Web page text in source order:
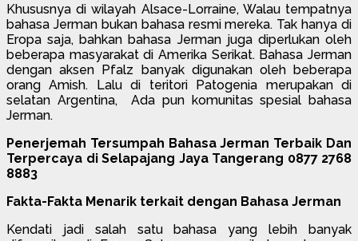
Khususnya di wilayah Alsace-Lorraine, Walau tempatnya
bahasa Jerman bukan bahasa resmi mereka. Tak hanya di
Eropa saja, bahkan bahasa Jerman juga diperlukan oleh
beberapa masyarakat di Amerika Serikat. Bahasa Jerman
dengan aksen Pfalz banyak digunakan oleh beberapa
orang Amish. Lalu di teritori Patogenia merupakan di
selatan Argentina, Ada pun komunitas spesial bahasa
Jerman.
Penerjemah Tersumpah Bahasa Jerman Terbaik Dan
Terpercaya di Selapajang Jaya Tangerang 0877 2768
8883
Fakta-Fakta Menarik terkait dengan Bahasa Jerman
Kendati jadi salah satu bahasa yang lebih banyak